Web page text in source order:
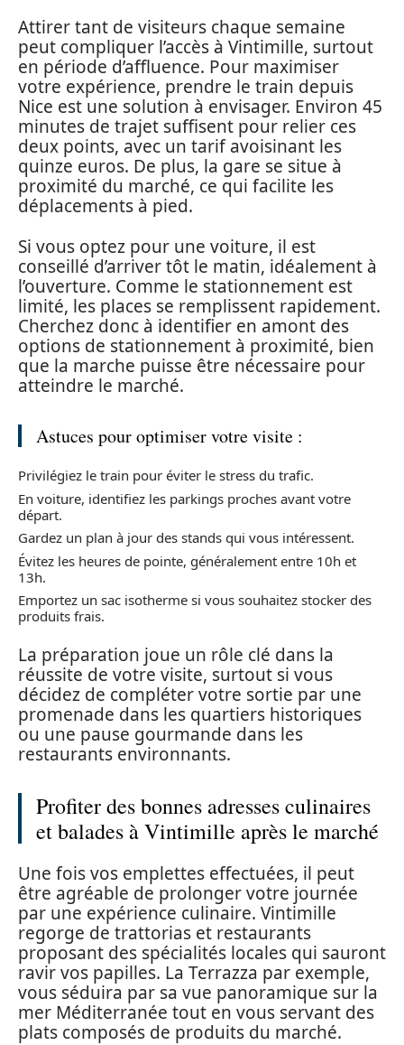
Attirer tant de visiteurs chaque semaine
peut compliquer l’accès à Vintimille, surtout
en période d’affluence. Pour maximiser
votre expérience, prendre le train depuis
Nice est une solution à envisager. Environ 45
minutes de trajet suffisent pour relier ces
deux points, avec un tarif avoisinant les
quinze euros. De plus, la gare se situe à
proximité du marché, ce qui facilite les
déplacements à pied.
Si vous optez pour une voiture, il est
conseillé d’arriver tôt le matin, idéalement à
l’ouverture. Comme le stationnement est
limité, les places se remplissent rapidement.
Cherchez donc à identifier en amont des
options de stationnement à proximité, bien
que la marche puisse être nécessaire pour
atteindre le marché.
Astuces pour optimiser votre visite :
Privilégiez le train pour éviter le stress du trafic.
En voiture, identifiez les parkings proches avant votre
départ.
Gardez un plan à jour des stands qui vous intéressent.
Évitez les heures de pointe, généralement entre 10h et
13h.
Emportez un sac isotherme si vous souhaitez stocker des
produits frais.
La préparation joue un rôle clé dans la
réussite de votre visite, surtout si vous
décidez de compléter votre sortie par une
promenade dans les quartiers historiques
ou une pause gourmande dans les
restaurants environnants.
Profiter des bonnes adresses culinaires
et balades à Vintimille après le marché
Une fois vos emplettes effectuées, il peut
être agréable de prolonger votre journée
par une expérience culinaire. Vintimille
regorge de trattorias et restaurants
proposant des spécialités locales qui sauront
ravir vos papilles. La Terrazza par exemple,
vous séduira par sa vue panoramique sur la
mer Méditerranée tout en vous servant des
plats composés de produits du marché.